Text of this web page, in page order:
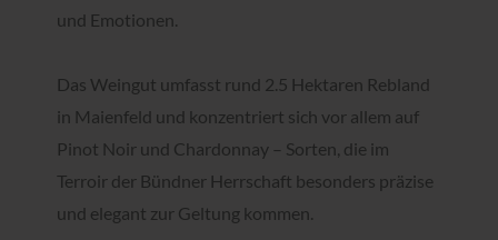
und Emotionen.
Das Weingut umfasst rund 2.5 Hektaren Rebland
in Maienfeld und konzentriert sich vor allem auf
Pinot Noir und Chardonnay – Sorten, die im
Terroir der Bündner Herrschaft besonders präzise
und elegant zur Geltung kommen.